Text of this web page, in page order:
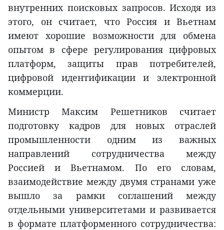
внутренних поисковых запросов. Исходя из
этого, он считает, что Россия и Вьетнам
имеют хорошие возможности для обмена
опытом в сфере регулирования цифровых
платформ, защиты прав потребителей,
цифровой идентификации и электронной
коммерции.
Министр Максим Решетников считает
подготовку кадров для новых отраслей
промышленности одним из важных
направлений сотрудничества между
Россией и Вьетнамом. По его словам,
взаимодействие между двумя странами уже
вышло за рамки соглашений между
отдельными университетами и развивается
в формате платформенного сотрудничества: